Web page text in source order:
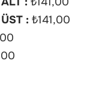
: ₺141,00